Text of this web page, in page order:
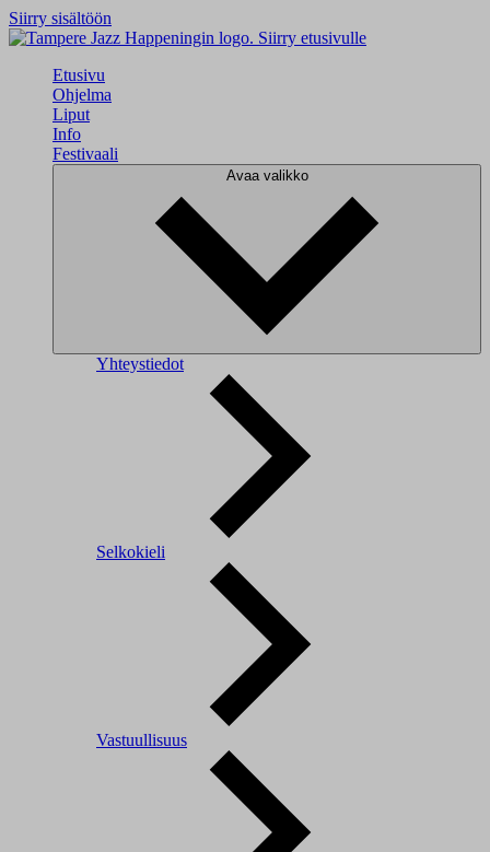
Siirry sisältöön
Siirry etusivulle
Etusivu
Ohjelma
Liput
Info
Festivaali
Avaa valikko
Yhteystiedot
Selkokieli
Vastuullisuus